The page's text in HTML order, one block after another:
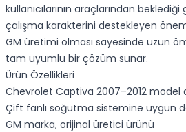
kullanıcılarının araçlarından
çalışma karakterini destekleyen
GM üretimi olması sayesinde uzun
tam uyumlu bir çözüm sunar.
Ürün Özellikleri
Chevrolet Captiva 2007–2012 model
Çift fanlı soğutma sistemine uygun
GM marka, orijinal üretici ürünü